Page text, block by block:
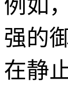
例如
强的
在静